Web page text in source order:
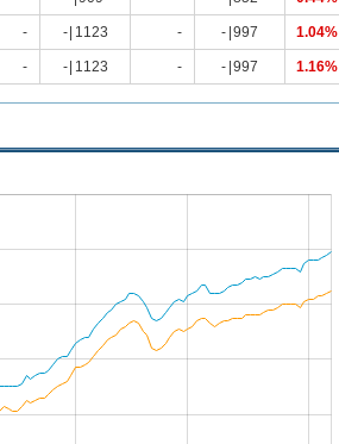
- - 1123 - - 997 1.04%
- - 1123 - - 997 1.16%